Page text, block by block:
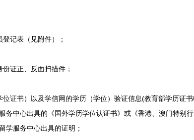
记表（见附件）；
证正、反面扫描件；
书）以及学信网的学历（学位）验证信息(教育部学历证
务中心出具的《国外学历学位认证书》或《香港、澳门特别
学服务中心出具的证明；